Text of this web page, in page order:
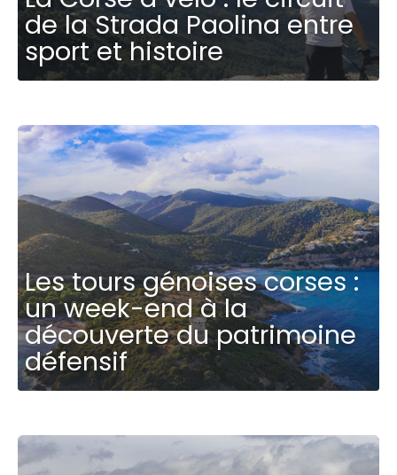
de la Strada Paolina entre
sport et histoire
Les tours génoises corses :
un week-end à la
découverte du patrimoine
défensif